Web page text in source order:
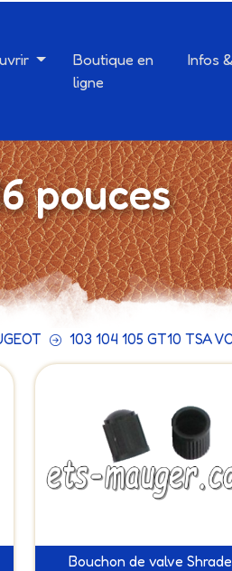
Boutique en
ligne
Infos
pouces
103 104 105 GT10 TSA
Bouchon de valve